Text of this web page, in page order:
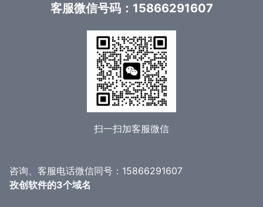
客服微信号码：15866291607
扫一扫加客服微信
咨询、客服电话微信同号：15866291607
孜创软件的3个域名